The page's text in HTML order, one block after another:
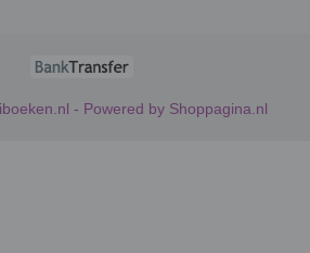
- Powered by Shoppagina.nl